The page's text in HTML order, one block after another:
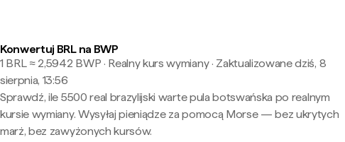
Konwertuj BRL na BWP
1 BRL ≈ 2,5942 BWP · Realny kurs wymiany· Zaktualizowane dziś, 8
sierpnia, 13:56
Sprawdź, ile 5500 real brazylijski warte pula botswańska po realnym
kursie wymiany. Wysyłaj pieniądze za pomocą Morse — bez ukrytych
marż, bez zawyżonych kursów.